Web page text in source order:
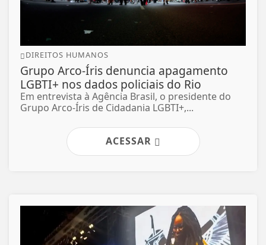
DIREITOS HUMANOS
Grupo Arco-Íris denuncia apagamento
LGBTI+ nos dados policiais do Rio
Em entrevista à Agência Brasil, o presidente do
Grupo Arco-Íris de Cidadania LGBTI+,...
ACESSAR